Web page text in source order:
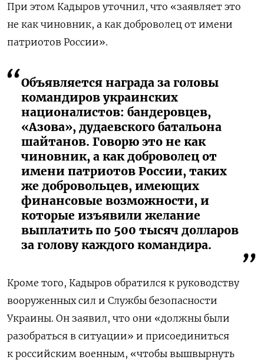
При этом Кадыров уточнил, что «заявляет это
не как чиновник, а как доброволец от имени
патриотов России».
Объявляется награда за головы
командиров украинских
националистов: бандеровцев,
«Азова», дудаевского батальона
шайтанов. Говорю это не как
чиновник, а как доброволец от
имени патриотов России, таких
же добровольцев, имеющих
финансовые возможности, и
которые изъявили желание
выплатить по 500 тысяч долларов
за голову каждого командира.
Кроме того, Кадыров обратился к руководству
вооруженных сил и Службы безопасности
Украины. Он заявил, что они «должны были
разобраться в ситуации» и присоединиться
к российским военным, «чтобы вышвырнуть